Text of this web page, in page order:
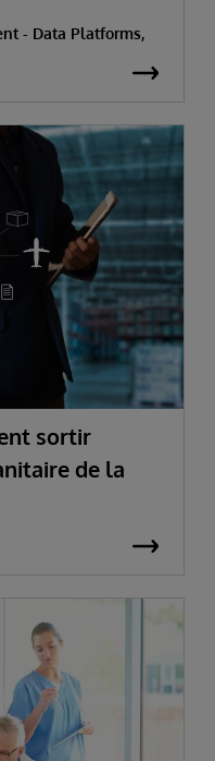
- Data Platforms,
sortir
de la